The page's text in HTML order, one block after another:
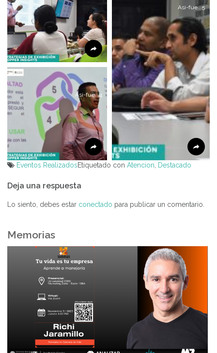
Asi-fue...5
Asi-fue...4
Eventos RealizadosEtiquetado con Atencion, Destacado
de
entradas
Deja una respuesta
Lo siento, debes estar conectado para publicar un comentario.
Memorias